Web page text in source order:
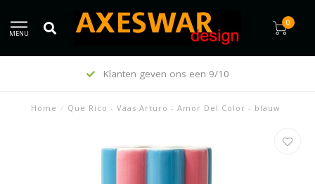
MENU
0
Klanten geven ons een 9/10
Home / Que Rico - Vaas Arturo - Amor Del Color - blauw